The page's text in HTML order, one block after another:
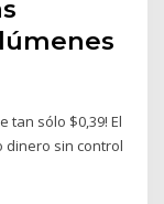
tan sólo $0,39! El
dinero sin control